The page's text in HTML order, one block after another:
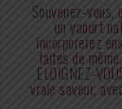
Souvenez-vous,
un yaourt
incorporerez
faites de
ELOIGNEZ-
vraie saveur,